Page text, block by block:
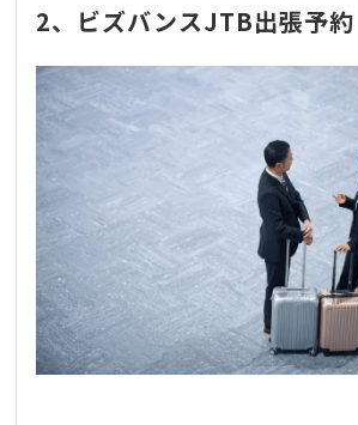
2、ビズバンスJTB出張予約